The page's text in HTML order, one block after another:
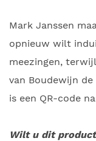
Mark Janssen
opnieuw wilt
meezingen,
van Boudewijn
is een QR-code
Wilt u dit